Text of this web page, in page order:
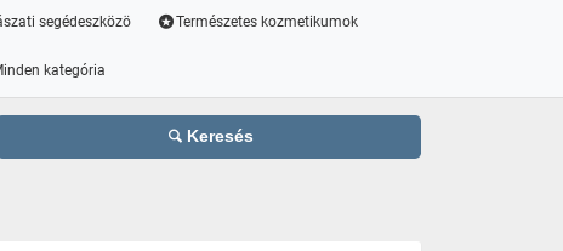
segédeszközö Természetes kozmetikumok
kategória
Keresés